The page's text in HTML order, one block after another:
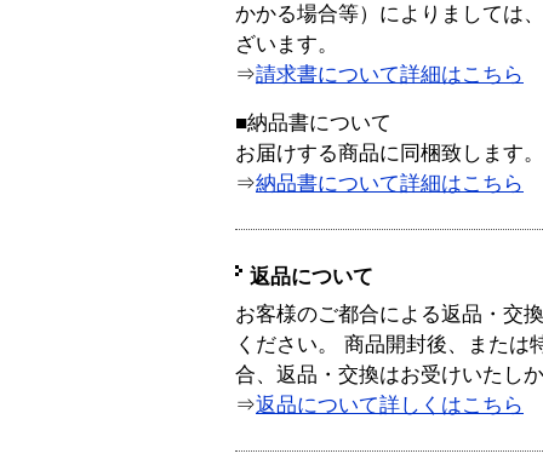
かかる場合等）によりましては
ざいます。
⇒請求書について詳細はこちら
■納品書について
お届けする商品に同梱致します。
⇒納品書について詳細はこちら
返品について
お客様のご都合による返品・交
ください。 商品開封後、または
合、返品・交換はお受けいたし
⇒返品について詳しくはこちら